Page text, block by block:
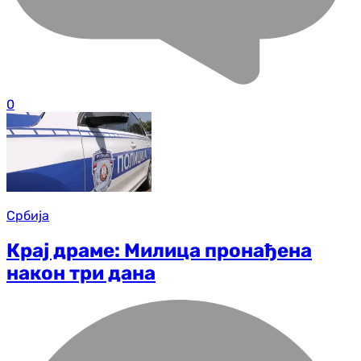
0
Србија
Крај драме: Милица пронађена
након три дана